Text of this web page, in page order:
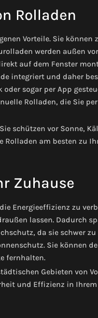
Rolladen
Vorteile. Sie können
werden außen
auf dem Fenster
integriert und daher
sogar per App
Rolladen, die Sie
schützen vor Sonne,
Rolladen am besten zu
Zuhause
Energieeffizienz zu
lassen. Dadurch
da sie schwer zu
Sie können
fernhalten.
Gebieten von
und Effizienz in